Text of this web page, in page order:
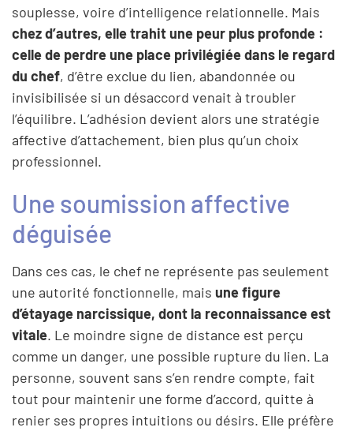
souplesse, voire d’intelligence relationnelle. Mais
chez d’autres, elle trahit une peur plus profonde :
celle de perdre une place privilégiée dans le regard
du chef, d’être exclue du lien, abandonnée ou
invisibilisée si un désaccord venait à troubler
l’équilibre. L’adhésion devient alors une stratégie
affective d’attachement, bien plus qu’un choix
professionnel.
Une soumission affective
déguisée
Dans ces cas, le chef ne représente pas seulement
une autorité fonctionnelle, mais une figure
d’étayage narcissique, dont la reconnaissance est
vitale. Le moindre signe de distance est perçu
comme un danger, une possible rupture du lien. La
personne, souvent sans s’en rendre compte, fait
tout pour maintenir une forme d’accord, quitte à
renier ses propres intuitions ou désirs. Elle préfère